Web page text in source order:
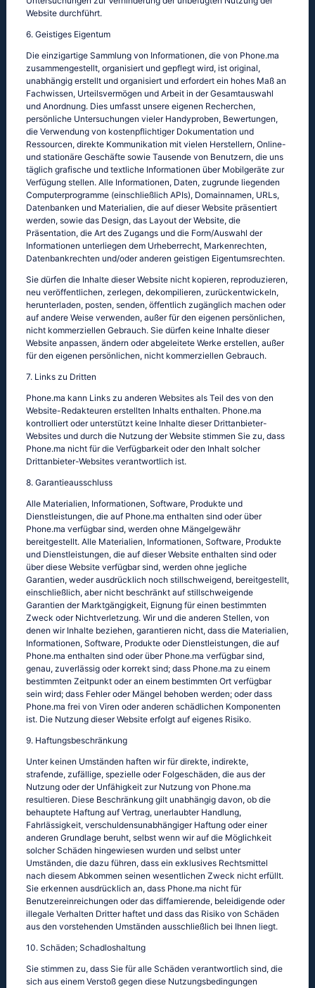
Website durchführt.
6. Geistiges Eigentum
Die einzigartige Sammlung von Informationen, die von Phone.ma
zusammengestellt, organisiert und gepflegt wird, ist original,
unabhängig erstellt und organisiert und erfordert ein hohes Maß an
Fachwissen, Urteilsvermögen und Arbeit in der Gesamtauswahl
und Anordnung. Dies umfasst unsere eigenen Recherchen,
persönliche Untersuchungen vieler Handyproben, Bewertungen,
die Verwendung von kostenpflichtiger Dokumentation und
Ressourcen, direkte Kommunikation mit vielen Herstellern, Online-
und stationäre Geschäfte sowie Tausende von Benutzern, die uns
täglich grafische und textliche Informationen über Mobilgeräte zur
Verfügung stellen. Alle Informationen, Daten, zugrunde liegenden
Computerprogramme (einschließlich APIs), Domainnamen, URLs,
Datenbanken und Materialien, die auf dieser Website präsentiert
werden, sowie das Design, das Layout der Website, die
Präsentation, die Art des Zugangs und die Form/Auswahl der
Informationen unterliegen dem Urheberrecht, Markenrechten,
Datenbankrechten und/oder anderen geistigen Eigentumsrechten.
Sie dürfen die Inhalte dieser Website nicht kopieren, reproduzieren,
neu veröffentlichen, zerlegen, dekompilieren, zurückentwickeln,
herunterladen, posten, senden, öffentlich zugänglich machen oder
auf andere Weise verwenden, außer für den eigenen persönlichen,
nicht kommerziellen Gebrauch. Sie dürfen keine Inhalte dieser
Website anpassen, ändern oder abgeleitete Werke erstellen, außer
für den eigenen persönlichen, nicht kommerziellen Gebrauch.
7. Links zu Dritten
Phone.ma kann Links zu anderen Websites als Teil des von den
Website-Redakteuren erstellten Inhalts enthalten. Phone.ma
kontrolliert oder unterstützt keine Inhalte dieser Drittanbieter-
Websites und durch die Nutzung der Website stimmen Sie zu, dass
Phone.ma nicht für die Verfügbarkeit oder den Inhalt solcher
Drittanbieter-Websites verantwortlich ist.
8. Garantieausschluss
Alle Materialien, Informationen, Software, Produkte und
Dienstleistungen, die auf Phone.ma enthalten sind oder über
Phone.ma verfügbar sind, werden ohne Mängelgewähr
bereitgestellt. Alle Materialien, Informationen, Software, Produkte
und Dienstleistungen, die auf dieser Website enthalten sind oder
über diese Website verfügbar sind, werden ohne jegliche
Garantien, weder ausdrücklich noch stillschweigend, bereitgestellt,
einschließlich, aber nicht beschränkt auf stillschweigende
Garantien der Marktgängigkeit, Eignung für einen bestimmten
Zweck oder Nichtverletzung. Wir und die anderen Stellen, von
denen wir Inhalte beziehen, garantieren nicht, dass die Materialien,
Informationen, Software, Produkte oder Dienstleistungen, die auf
Phone.ma enthalten sind oder über Phone.ma verfügbar sind,
genau, zuverlässig oder korrekt sind; dass Phone.ma zu einem
bestimmten Zeitpunkt oder an einem bestimmten Ort verfügbar
sein wird; dass Fehler oder Mängel behoben werden; oder dass
Phone.ma frei von Viren oder anderen schädlichen Komponenten
ist. Die Nutzung dieser Website erfolgt auf eigenes Risiko.
9. Haftungsbeschränkung
Unter keinen Umständen haften wir für direkte, indirekte,
strafende, zufällige, spezielle oder Folgeschäden, die aus der
Nutzung oder der Unfähigkeit zur Nutzung von Phone.ma
resultieren. Diese Beschränkung gilt unabhängig davon, ob die
behauptete Haftung auf Vertrag, unerlaubter Handlung,
Fahrlässigkeit, verschuldensunabhängiger Haftung oder einer
anderen Grundlage beruht, selbst wenn wir auf die Möglichkeit
solcher Schäden hingewiesen wurden und selbst unter
Umständen, die dazu führen, dass ein exklusives Rechtsmittel
nach diesem Abkommen seinen wesentlichen Zweck nicht erfüllt.
Sie erkennen ausdrücklich an, dass Phone.ma nicht für
Benutzereinreichungen oder das diffamierende, beleidigende oder
illegale Verhalten Dritter haftet und dass das Risiko von Schäden
aus den vorstehenden Umständen ausschließlich bei Ihnen liegt.
10. Schäden; Schadloshaltung
Sie stimmen zu, dass Sie für alle Schäden verantwortlich sind, die
sich aus einem Verstoß gegen diese Nutzungsbedingungen